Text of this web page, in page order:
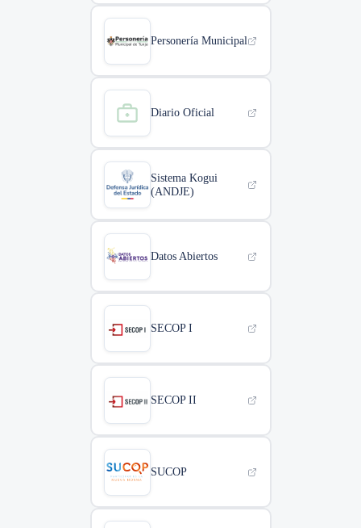
Personería Municipal
Diario Oficial
Sistema Kogui
(ANDJE)
Datos Abiertos
SECOP I
SECOP II
SUCOP